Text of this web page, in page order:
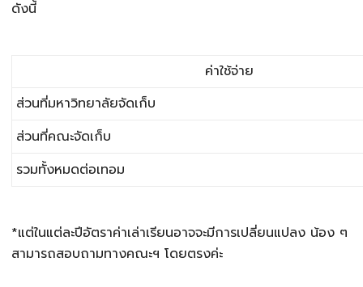
ดังนี้
ค่าใช้จ่าย
ส่วนที่มหาวิทยาลัยจัดเก็บ
ส่วนที่คณะจัดเก็บ
รวมทั้งหมดต่อเทอม
*แต่ในแต่ละปีอัตราค่าเล่าเรียนอาจจะมีการเปลี่ยนแปลง น้อง ๆ
สามารถสอบถามทางคณะฯ โดยตรงค่ะ